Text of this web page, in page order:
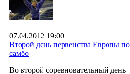
07.04.2012 19:00
Второй день первенства Европы по
самбо
Во второй соревновательный день